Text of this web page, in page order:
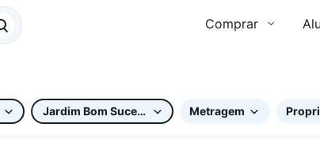
Comprar
Jardim Bom Sucesso Metragem